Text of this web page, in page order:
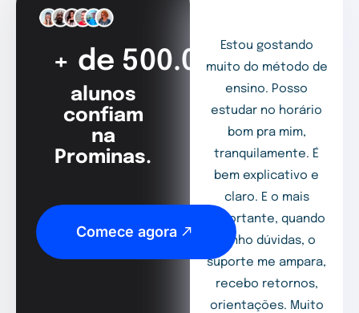
+ de 500.000
alunos
confiam
na
Prominas.
Comece agora
Estou gostando
muito do método de
ensino. Posso
estudar no horário
bom pra mim,
tranquilamente. É
bem explicativo e
claro. E o mais
importante, quando
tenho dúvidas, o
suporte me ampara,
recebo retornos,
orientações. Muito